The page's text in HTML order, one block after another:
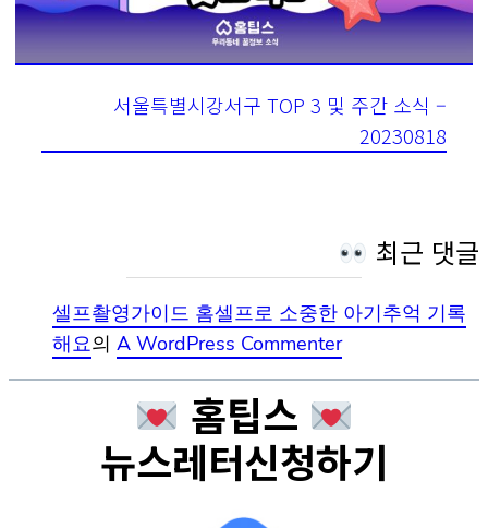
서울특별시강서구 TOP 3 및 주간 소식 –
20230818
최근 댓글
셀프촬영가이드 홈셀프로 소중한 아기추억 기록
해요의 A WordPress Commenter
홈팁스
뉴스레터신청하기